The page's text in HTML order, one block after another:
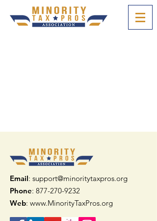
Email: support@minoritytaxpros.org
Phone: 877-270-9232
Web: www.MinorityTaxPros.org